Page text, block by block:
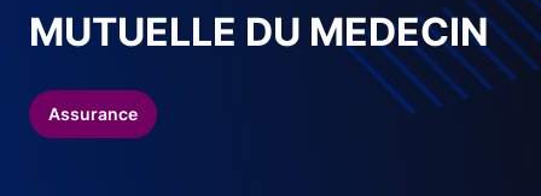
MUTUELLE DU MEDECIN
Assurance